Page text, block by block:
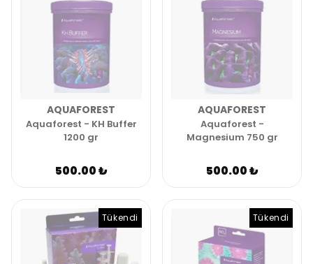
AQUAFOREST
Aquaforest - KH Buffer
1200 gr
500.00 ₺
AQUAFOREST
Aquaforest -
Magnesium 750 gr
500.00 ₺
Tükendi Tükendi